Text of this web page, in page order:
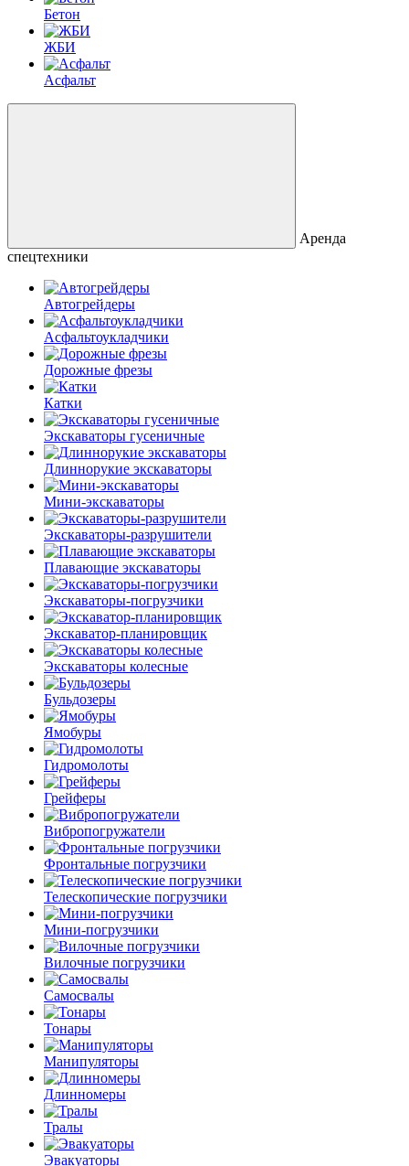
Бетон
ЖБИ
Асфальт
Аренда
спецтехники
Автогрейдеры
Асфальто­укладчики
Дорожные фрезы
Катки
Экскаваторы гусеничные
Длиннорукие экскаваторы
Мини-экскаваторы
Экскаваторы-разрушители
Плавающие экскаваторы
Экскаваторы-погрузчики
Экскаватор-планировщик
Экскаваторы колесные
Бульдозеры
Ямобуры
Гидромолоты
Грейферы
Вибро­погружатели
Фронтальные погрузчики
Телескопические погрузчики
Мини-погрузчики
Вилочные погрузчики
Самосвалы
Тонары
Манипуляторы
Длинномеры
Тралы
Эвакуаторы